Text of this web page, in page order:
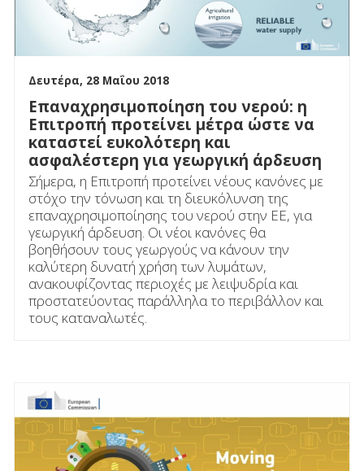
Επαναχρησιμοποίηση του νερού: η
Επιτροπή προτείνει μέτρα ώστε να
καταστεί ευκολότερη και
ασφαλέστερη για γεωργική άρδευση
Σήμερα, η Επιτροπή προτείνει νέους κανόνες με
στόχο την τόνωση και τη διευκόλυνση της
επαναχρησιμοποίησης του νερού στην ΕΕ, για
γεωργική άρδευση. Οι νέοι κανόνες θα
βοηθήσουν τους γεωργούς να κάνουν την
καλύτερη δυνατή χρήση των λυμάτων,
ανακουφίζοντας περιοχές με λειψυδρία και
προστατεύοντας παράλληλα το περιβάλλον και
τους καταναλωτές.
Δευτέρα, 28 Μαΐου 2018